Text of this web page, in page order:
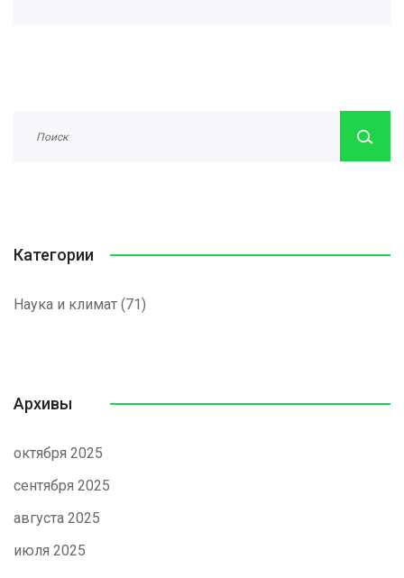
Категории
Наука и климат (71)
Архивы
октября 2025
сентября 2025
августа 2025
июля 2025